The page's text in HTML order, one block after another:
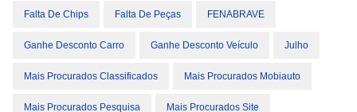
Falta De Chips Falta De Peças FENABRAVE
Ganhe Desconto Carro Ganhe Desconto Veículo Julho
Mais Procurados Classificados Mais Procurados Mobiauto
Mais Procurados Pesquisa Mais Procurados Site